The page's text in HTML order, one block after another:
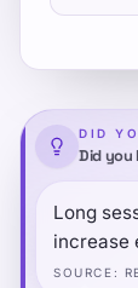
DID
Did you
Long
increase
SOURCE :